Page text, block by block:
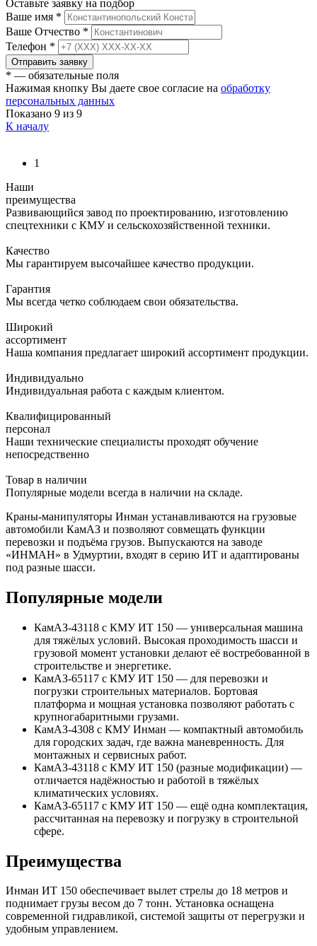
Оставьте заявку на подбор
Ваше имя *
Ваше Отчество *
Телефон *
Отправить заявку
* — обязательные поля
Нажимая кнопку Вы даете свое согласие на обработку
персональных данных
Показано 9 из 9
К началу
1
Наши
преимущества
Развивающийся завод по проектированию, изготовлению
спецтехники с КМУ и сельскохозяйственной техники.
Качество
Мы гарантируем высочайшее качество продукции.
Гарантия
Мы всегда четко соблюдаем свои обязательства.
Широкий
ассортимент
Наша компания предлагает широкий ассортимент продукции.
Индивидуально
Индивидуальная работа с каждым клиентом.
Квалифицированный
персонал
Наши технические специалисты проходят обучение
непосредственно
Товар в наличии
Популярные модели всегда в наличии на складе.
Краны-манипуляторы Инман устанавливаются на грузовые
автомобили КамАЗ и позволяют совмещать функции
перевозки и подъёма грузов. Выпускаются на заводе
«ИНМАН» в Удмуртии, входят в серию ИТ и адаптированы
под разные шасси.
Популярные модели
КамАЗ-43118 с КМУ ИТ 150 — универсальная машина
для тяжёлых условий. Высокая проходимость шасси и
грузовой момент установки делают её востребованной в
строительстве и энергетике.
КамАЗ-65117 с КМУ ИТ 150 — для перевозки и
погрузки строительных материалов. Бортовая
платформа и мощная установка позволяют работать с
крупногабаритными грузами.
КамАЗ-4308 с КМУ Инман — компактный автомобиль
для городских задач, где важна маневренность. Для
монтажных и сервисных работ.
КамАЗ-43118 с КМУ ИТ 150 (разные модификации) —
отличается надёжностью и работой в тяжёлых
климатических условиях.
КамАЗ-65117 с КМУ ИТ 150 — ещё одна комплектация,
рассчитанная на перевозку и погрузку в строительной
сфере.
Преимущества
Инман ИТ 150 обеспечивает вылет стрелы до 18 метров и
поднимает грузы весом до 7 тонн. Установка оснащена
современной гидравликой, системой защиты от перегрузки и
удобным управлением.